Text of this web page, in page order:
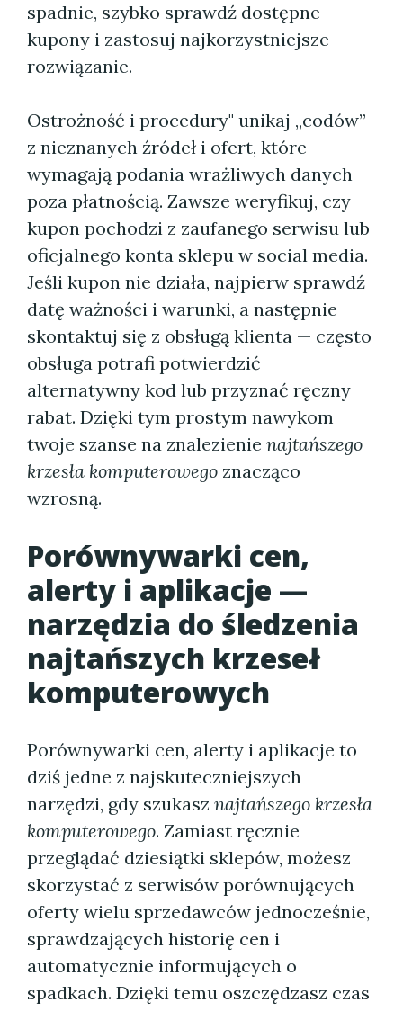
spadnie, szybko sprawdź dostępne
kupony i zastosuj najkorzystniejsze
rozwiązanie.
Ostrożność i procedury" unikaj „codów”
z nieznanych źródeł i ofert, które
wymagają podania wrażliwych danych
poza płatnością. Zawsze weryfikuj, czy
kupon pochodzi z zaufanego serwisu lub
oficjalnego konta sklepu w social media.
Jeśli kupon nie działa, najpierw sprawdź
datę ważności i warunki, a następnie
skontaktuj się z obsługą klienta — często
obsługa potrafi potwierdzić
alternatywny kod lub przyznać ręczny
rabat. Dzięki tym prostym nawykom
twoje szanse na znalezienie najtańszego
krzesła komputerowego znacząco
wzrosną.
Porównywarki cen,
alerty i aplikacje —
narzędzia do śledzenia
najtańszych krzeseł
komputerowych
Porównywarki cen, alerty i aplikacje to
dziś jedne z najskuteczniejszych
narzędzi, gdy szukasz najtańszego krzesła
komputerowego. Zamiast ręcznie
przeglądać dziesiątki sklepów, możesz
skorzystać z serwisów porównujących
oferty wielu sprzedawców jednocześnie,
sprawdzających historię cen i
automatycznie informujących o
spadkach. Dzięki temu oszczędzasz czas